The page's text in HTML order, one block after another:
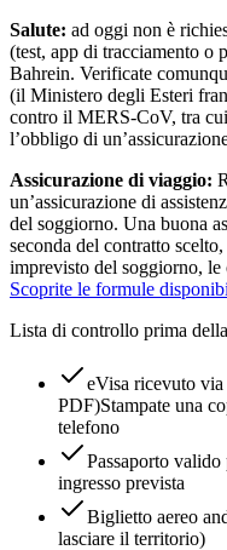
Salute: ad oggi non è
(test, app di tracciamento o
Bahrein. Verificate
(il Ministero degli Esteri
contro il MERS-CoV, tra
l’obbligo di
Assicurazione di viaggio:
un’assicurazione di
del soggiorno. Una buona
seconda del contratto
imprevisto del soggiorno,
Scoprite le formule
Lista di controllo prima
eVisa ricevuto
PDF)Stampate una
telefono
Passaporto
ingresso prevista
Biglietto aereo
lasciare il territorio)